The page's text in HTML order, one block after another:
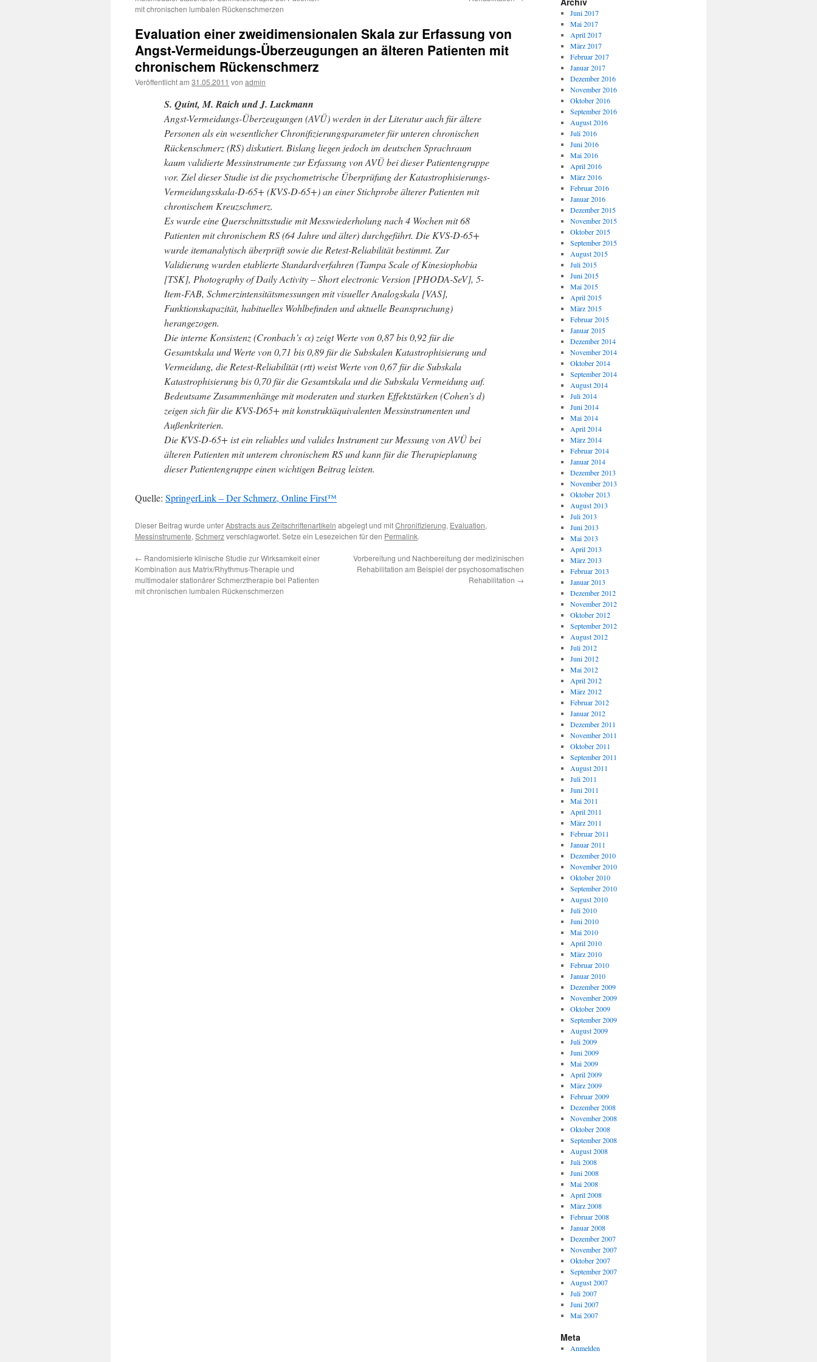
mit chronischen lumbalen Rückenschmerzen
Evaluation einer zweidimensionalen Skala zur Erfassung von
Angst-Vermeidungs-Überzeugungen an älteren Patienten mit
chronischem Rückenschmerz
Veröffentlicht am 31.05.2011 von admin
S. Quint, M. Raich und J. Luckmann
Angst-Vermeidungs-Überzeugungen (AVÜ) werden in der Literatur auch für ältere
Personen als ein wesentlicher Chronifizierungsparameter für unteren chronischen
Rückenschmerz (RS) diskutiert. Bislang liegen jedoch im deutschen Sprachraum
kaum validierte Messinstrumente zur Erfassung von AVÜ bei dieser Patientengruppe
vor. Ziel dieser Studie ist die psychometrische Überprüfung der Katastrophisierungs-
Vermeidungsskala-D-65+ (KVS-D-65+) an einer Stichprobe älterer Patienten mit
chronischem Kreuzschmerz.
Es wurde eine Querschnittsstudie mit Messwiederholung nach 4 Wochen mit 68
Patienten mit chronischem RS (64 Jahre und älter) durchgeführt. Die KVS-D-65+
wurde itemanalytisch überprüft sowie die Retest-Reliabilität bestimmt. Zur
Validierung wurden etablierte Standardverfahren (Tampa Scale of Kinesiophobia
[TSK], Photography of Daily Activity – Short electronic Version [PHODA-SeV], 5-
Item-FAB, Schmerzintensitätsmessungen mit visueller Analogskala [VAS],
Funktionskapazität, habituelles Wohlbefinden und aktuelle Beanspruchung)
herangezogen.
Die interne Konsistenz (Cronbach’s α) zeigt Werte von 0,87 bis 0,92 für die
Gesamtskala und Werte von 0,71 bis 0,89 für die Subskalen Katastrophisierung und
Vermeidung, die Retest-Reliabilität (rtt) weist Werte von 0,67 für die Subskala
Katastrophisierung bis 0,70 für die Gesamtskala und die Subskala Vermeidung auf.
Bedeutsame Zusammenhänge mit moderaten und starken Effektstärken (Cohen’s d)
zeigen sich für die KVS-D65+ mit konstruktäquivalenten Messinstrumenten und
Außenkriterien.
Die KVS-D-65+ ist ein reliables und valides Instrument zur Messung von AVÜ bei
älteren Patienten mit unterem chronischem RS und kann für die Therapieplanung
dieser Patientengruppe einen wichtigen Beitrag leisten.
Quelle: SpringerLink – Der Schmerz, Online First™
Dieser Beitrag wurde unterAbstracts aus Zeitschriftenartikeln abgelegt und mitChronifizierung, Evaluation,
Messinstrumente, Schmerzverschlagwortet. Setze ein Lesezeichen für den Permalink.
← Randomisierte klinische Studie zur Wirksamkeit einer
Kombination aus Matrix/Rhythmus-Therapie und
multimodaler stationärer Schmerztherapie bei Patienten
mit chronischen lumbalen Rückenschmerzen
Vorbereitung und Nachbereitung der medizinischen
Rehabilitation am Beispiel der psychosomatischen
Rehabilitation →
Juni 2017
Mai 2017
April 2017
März 2017
Februar 2017
Januar 2017
Dezember 2016
November 2016
Oktober 2016
September 2016
August 2016
Juli 2016
Juni 2016
Mai 2016
April 2016
März 2016
Februar 2016
Januar 2016
Dezember 2015
November 2015
Oktober 2015
September 2015
August 2015
Juli 2015
Juni 2015
Mai 2015
April 2015
März 2015
Februar 2015
Januar 2015
Dezember 2014
November 2014
Oktober 2014
September 2014
August 2014
Juli 2014
Juni 2014
Mai 2014
April 2014
März 2014
Februar 2014
Januar 2014
Dezember 2013
November 2013
Oktober 2013
August 2013
Juli 2013
Juni 2013
Mai 2013
April 2013
März 2013
Februar 2013
Januar 2013
Dezember 2012
November 2012
Oktober 2012
September 2012
August 2012
Juli 2012
Juni 2012
Mai 2012
April 2012
März 2012
Februar 2012
Januar 2012
Dezember 2011
November 2011
Oktober 2011
September 2011
August 2011
Juli 2011
Juni 2011
Mai 2011
April 2011
März 2011
Februar 2011
Januar 2011
Dezember 2010
November 2010
Oktober 2010
September 2010
August 2010
Juli 2010
Juni 2010
Mai 2010
April 2010
März 2010
Februar 2010
Januar 2010
Dezember 2009
November 2009
Oktober 2009
September 2009
August 2009
Juli 2009
Juni 2009
Mai 2009
April 2009
März 2009
Februar 2009
Dezember 2008
November 2008
Oktober 2008
September 2008
August 2008
Juli 2008
Juni 2008
Mai 2008
April 2008
März 2008
Februar 2008
Januar 2008
Dezember 2007
November 2007
Oktober 2007
September 2007
August 2007
Juli 2007
Juni 2007
Mai 2007
Meta
Anmelden